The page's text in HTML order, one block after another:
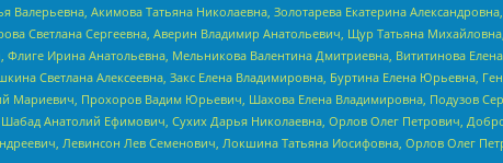
Валерьевна, Акимова Татьяна Николаевна, Золотарева Екатерина
Светлана Сергеевна, Аверин Владимир Анатольевич, Щур Татьяна
Ирина Анатольевна, Мельникова Валентина Дмитриевна, Вититинова
Светлана Алексеевна, Закс Елена Владимировна, Буртина Елена Юрьевна,
Мариевич, Прохоров Вадим Юрьевич, Шахова Елена Владимировна, Подузов
Анатолий Ефимович, Сухих Дарья Николаевна, Орлов Олег Петрович,
Левинсон Лев Семенович, Локшина Татьяна Иосифовна, Орлов Олег